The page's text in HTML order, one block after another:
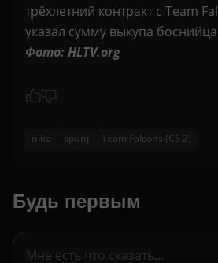
трёхлетний контракт с Team
указал сумму выкупа
Фото: HLTV.org
niko spunj Team Falcons (CS 2)
Будь первым